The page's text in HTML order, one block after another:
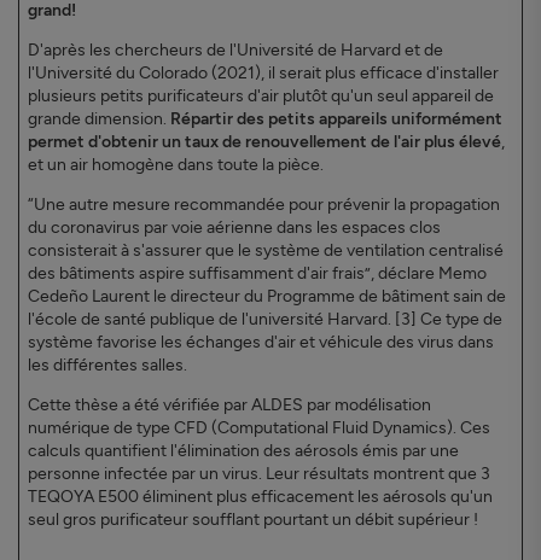
grand!
D'après les chercheurs de l'Université de Harvard et de
l'Université du Colorado (2021), il serait plus efficace d'installer
plusieurs petits purificateurs d'air plutôt qu'un seul appareil de
grande dimension. Répartir des petits appareils uniformément
permet d'obtenir un taux de renouvellement de l'air plus élevé,
et un air homogène dans toute la pièce.
“Une autre mesure recommandée pour prévenir la propagation
du coronavirus par voie aérienne dans les espaces clos
consisterait à s'assurer que le système de ventilation centralisé
des bâtiments aspire suffisamment d'air frais”, déclare Memo
Cedeño Laurent le directeur du Programme de bâtiment sain de
l'école de santé publique de l'université Harvard. [3] Ce type de
système favorise les échanges d'air et véhicule des virus dans
les différentes salles.
Cette thèse a été vérifiée par ALDES par modélisation
numérique de type CFD (Computational Fluid Dynamics). Ces
calculs quantifient l'élimination des aérosols émis par une
personne infectée par un virus. Leur résultats montrent que 3
TEQOYA E500 éliminent plus efficacement les aérosols qu'un
seul gros purificateur soufflant pourtant un débit supérieur !